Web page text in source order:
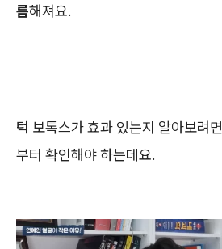
름해져요.
턱 보톡스가 효과 있는지 알아보려
부터 확인해야 하는데요.